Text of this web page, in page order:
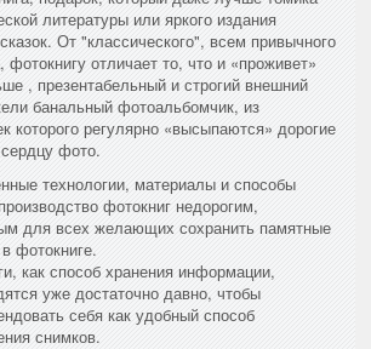
литературы или яркого издания
От "классического", всем привычного
фотокнигу отличает то, что и «проживет»
, презентабельный и строгий внешний
банальный фотоальбомчик, из
которого регулярно «высыпаются» дорогие
фото.
технологии, материалы и способы
фотокниг недорогим,
для всех желающих сохранить памятные
фотокниге.
как способ хранения информации,
уже достаточно давно, чтобы
себя как удобный способ
снимков.